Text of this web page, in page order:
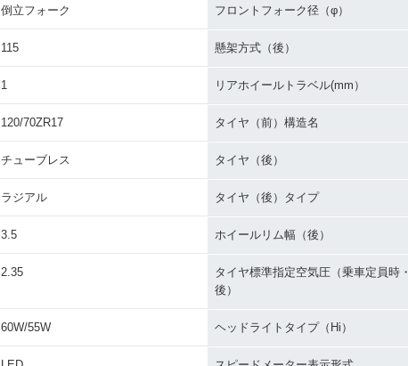
倒立フォーク フロントフォーク径（φ）
115 懸架方式（後）
1 リアホイールトラベル(mm）
120/70ZR17 タイヤ（前）構造名
チューブレス タイヤ（後）
ラジアル タイヤ（後）タイプ
3.5 ホイールリム幅（後）
2.35
タイヤ標準指定空気圧（乗車定員時・
後）
60W/55W ヘッドライトタイプ（Hi）